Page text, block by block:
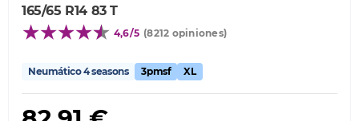
165/65 R14 83 T
4,6/5 (8212 opiniones)
Neumático 4 seasons 3pmsf XL